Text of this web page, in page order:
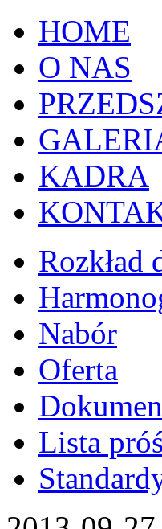
HOME
O NAS
KADRA
Rozkład
Nabór
Oferta
Lista